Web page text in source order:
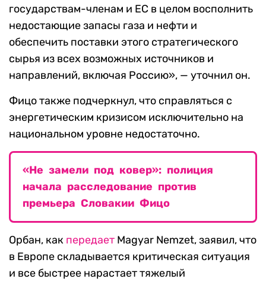
государствам-членам и ЕС в целом восполнить
недостающие запасы газа и нефти и
обеспечить поставки этого стратегического
сырья из всех возможных источников и
направлений, включая Россию», — уточнил он.
Фицо также подчеркнул, что справляться с
энергетическим кризисом исключительно на
национальном уровне недостаточно.
«Не замели под ковер»: полиция
начала расследование против
премьера Словакии Фицо
Орбан, как передает Magyar Nemzet, заявил, что
в Европе складывается критическая ситуация
и все быстрее нарастает тяжелый